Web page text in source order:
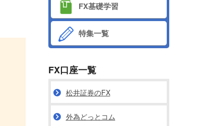
FX基礎学習
特集一覧
FX口座一覧
松井証券のFX
外為どっとコム